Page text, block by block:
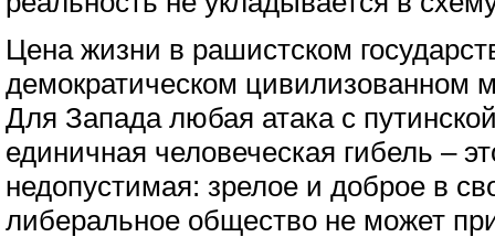
Цена жизни в рашистском
демократическом цивилизованном
Для Запада любая атака с
единичная человеческая гибель –
недопустимая: зрелое и доброе в
либеральное общество не может